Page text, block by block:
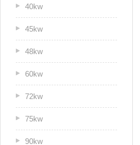
40kw
45kw
48kw
60kw
72kw
75kw
90kw